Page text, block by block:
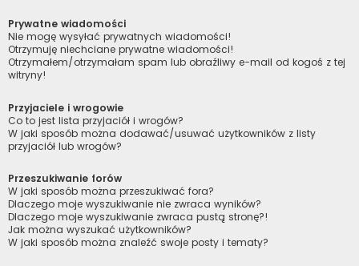
Prywatne wiadomości
Nie mogę wysyłać prywatnych wiadomości!
Otrzymuję niechciane prywatne wiadomości!
Otrzymałem/otrzymałam spam lub obraźliwy e-mail od kogoś z tej
witryny!
Przyjaciele i wrogowie
Co to jest lista przyjaciół i wrogów?
W jaki sposób można dodawać/usuwać użytkowników z listy
przyjaciół lub wrogów?
Przeszukiwanie forów
W jaki sposób można przeszukiwać fora?
Dlaczego moje wyszukiwanie nie zwraca wyników?
Dlaczego moje wyszukiwanie zwraca pustą stronę?!
Jak można wyszukać użytkowników?
W jaki sposób można znaleźć swoje posty i tematy?